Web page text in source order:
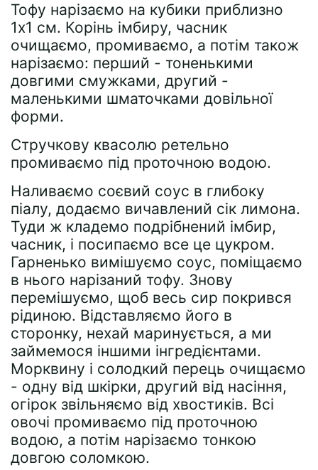
Тофу нарізаємо на кубики приблизно
1х1 см. Корінь імбиру, часник
очищаємо, промиваємо, а потім також
нарізаємо: перший - тоненькими
довгими смужками, другий -
маленькими шматочками довільної
форми.
Стручкову квасолю ретельно
промиваємо під проточною водою.
Наливаємо соєвий соус в глибоку
піалу, додаємо вичавлений сік лимона.
Туди ж кладемо подрібнений імбир,
часник, і посипаємо все це цукром.
Гарненько вимішуємо соус, поміщаємо
в нього нарізаний тофу. Знову
перемішуємо, щоб весь сир покрився
рідиною. Відставляємо його в
сторонку, нехай маринується, а ми
займемося іншими інгредієнтами.
Морквину і солодкий перець очищаємо
- одну від шкірки, другий від насіння,
огірок звільняємо від хвостиків. Всі
овочі промиваємо під проточною
водою, а потім нарізаємо тонкою
довгою соломкою.